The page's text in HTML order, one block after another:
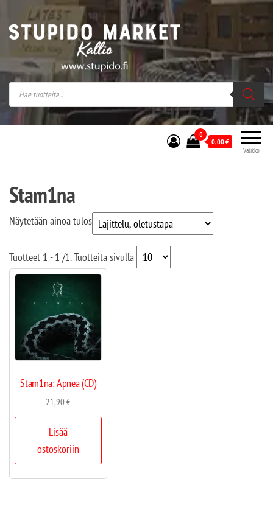
Stupido Market – verkossa ja kivijalassa
Stupido Market on vaihtoehtomusaan
erikoistunut verkko- sekä
kivijalkakauppa Helsingissä Kallion
sydämessä.
Valikko
0
0,00€
Stam1na
Näytetään ainoa tulos
Tuotteet 1 - 1 /1. Tuotteita sivulla
Stam1na: Apnea (CD)
21,90€
Lisää
ostoskoriin